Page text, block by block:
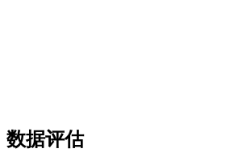
数据评估